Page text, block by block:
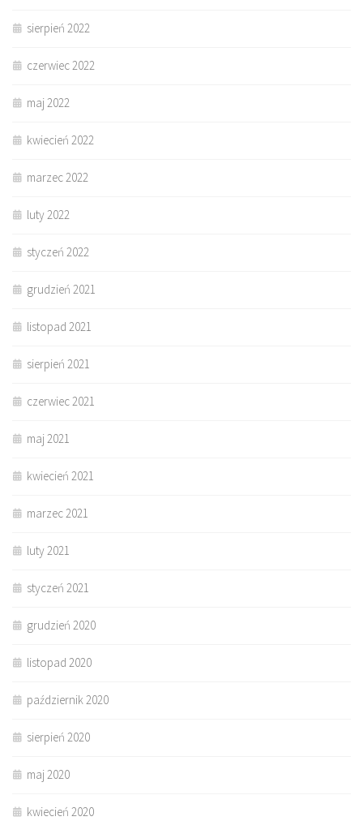
sierpień 2022
czerwiec 2022
maj 2022
kwiecień 2022
marzec 2022
luty 2022
styczeń 2022
grudzień 2021
listopad 2021
sierpień 2021
czerwiec 2021
maj 2021
kwiecień 2021
marzec 2021
luty 2021
styczeń 2021
grudzień 2020
listopad 2020
październik 2020
sierpień 2020
maj 2020
kwiecień 2020